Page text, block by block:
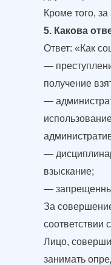
Кроме того,
5. Какова
Ответ: «Как
—
получение
—
—
взыскание;
—
За
соответствии
Лицо,
занимать